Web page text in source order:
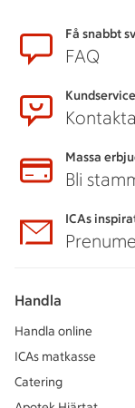
SidfotFå snabbt
FAQ
Kundservice
Massa
Bli
ICAs
Handla
Handla online
ICAs matkasse
Catering